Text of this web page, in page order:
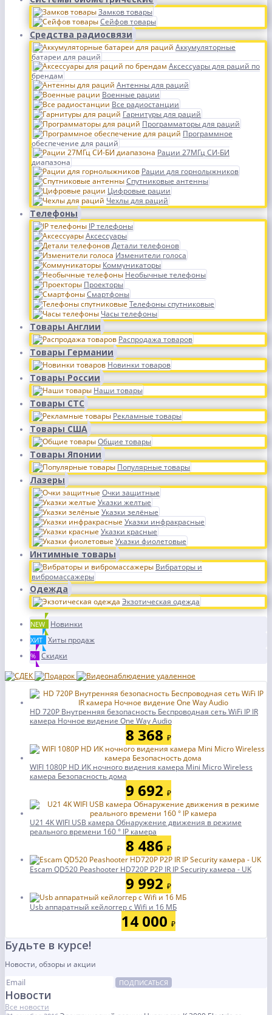
Замков товары
Сейфов товары
Средства радиосвязи
Аккумуляторные
батареи для раций
Аксессуары для раций по
брендам
Антенны для раций
Военные рации
Все радиостанции
Гарнитуры для раций
Программаторы для раций
Программное
обеспечение для раций
Рации 27МГц СИ-БИ
диапазона
Рации для горнолыжников
Спутниковые антенны
Цифровые рации
Чехлы для раций
Телефоны
IP телефоны
Аксессуары
Детали телефонов
Изменители голоса
Коммуникаторы
Необычные телефоны
Проекторы
Смартфоны
Телефоны спутниковые
Часы телефоны
Товары Англии
Распродажа товаров
Товары Германии
Новинки товаров
Товары России
Наши товары
Товары СТС
Рекламные товары
Товары США
Общие товары
Товары Японии
Популярные товары
Лазеры
Очки защитные
Указки желтые
Указки зелёные
Указки инфракрасные
Указки красные
Указки фиолетовые
Интимные товары
Вибраторы и
вибромассажеры
Одежда
Экзотическая одежда
NEW Новинки
ХИТ Хиты продаж
% Скидки
HD 720P Внутренняя безопасность Беспроводная сеть WiFi IP IR
камера Ночное видение One Way Audio
8 368 ₽
WIFI 1080P HD ИК ночного видения камера Mini Micro Wireless
камера Безопасность дома
9 692 ₽
U21 4K WIFI USB камера Обнаружение движения в режиме
реального времени 160 ° IP камера
8 486 ₽
Escam QD520 Peashooter HD720P P2P IR IP Security камера - UK
9 992 ₽
Usb аппаратный кейлоггер с Wifi и 16 МБ
14 000 ₽
Будьте в курсе!
Новости, обзоры и акции
ПОДПИСАТЬСЯ
Новости
Все новости